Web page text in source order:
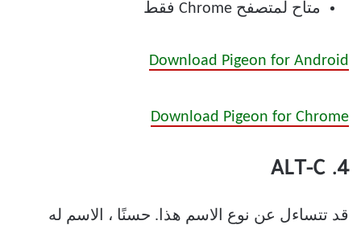
متاح لمتصفح Chrome فقط
Download Pigeon for Android
Download Pigeon for Chrome
4. ALT-C
قد تتساءل عن نوع الاسم هذا. حسنًا ، الاسم له